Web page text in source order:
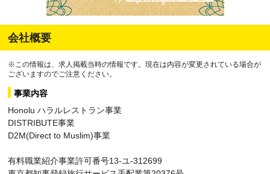
会社概要
※この情報は、求人掲載当時の情報です。現在は内容が変更されている場合が
ございますのでご注意ください。
事業内容
Honolu ハラルレストラン事業
DISTRIBUTE事業
D2M(Direct to Muslim)事業
有料職業紹介事業許可番号13-ユ-312699